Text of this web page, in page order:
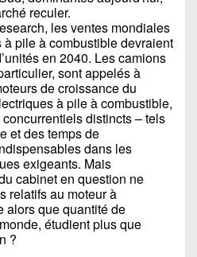
reculer.
les ventes mondiales
pile à combustible devraient
en 2040. Les camions
sont appelés à
de croissance du
à pile à combustible,
distincts – tels
et des temps de
dans les
exigeants. Mais
cabinet en question ne
relatifs au moteur à
alors que quantité de
étudient plus que
?